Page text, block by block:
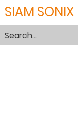
SIAM SONIX